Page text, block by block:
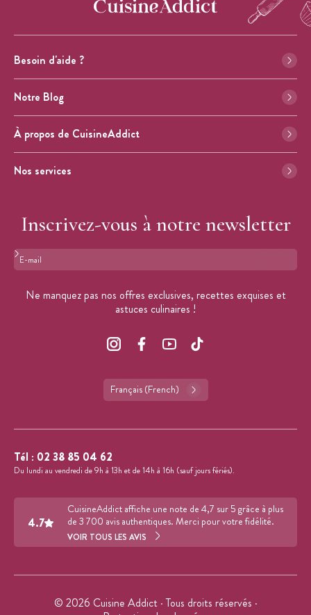
Besoin d'aide ?
Notre Blog
À propos de CuisineAddict
Nos services
Inscrivez-vous à notre newsletter
Format : adresse@email.com
Ne manquez pas nos offres exclusives, recettes exquises et
astuces culinaires !
Français (French)
Tél : 02 38 85 04 62
Du lundi au vendredi de 9h à 13h et de 14h à 16h (sauf jours fériés).
4.7
CuisineAddict affiche une note de 4,7 sur 5 grâce à plus
de 3 700 avis authentiques. Merci pour votre fidélité.
VOIR TOUS LES AVIS
© 2026 Cuisine Addict · Tous droits réservés ·